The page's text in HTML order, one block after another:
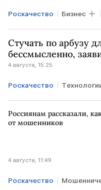
Роскачество Бизнес
фастфуд рестораны
Общество
Стучать по арбузу
бессмысленно,
4 августа, 15:25
Роскачество
Общество
Россиянам рассказали,
от мошенников
4 августа, 11:49
Роскачество